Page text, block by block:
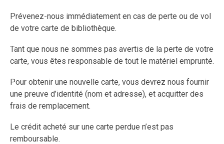
Prévenez-nous immédiatement en cas de perte ou de vol
de votre carte de bibliothèque.
Tant que nous ne sommes pas avertis de la perte de votre
carte, vous êtes responsable de tout le matériel emprunté.
Pour obtenir une nouvelle carte, vous devrez nous fournir
une preuve d’identité (nom et adresse), et acquitter des
frais de remplacement.
Le crédit acheté sur une carte perdue n’est pas
remboursable.